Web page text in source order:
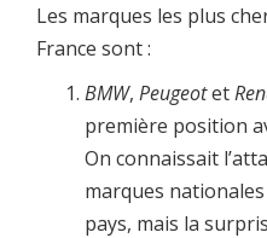
Les marques les plus
France sont :
BMW, Peugeotet
première position
On connaissait
marques
pays, mais la